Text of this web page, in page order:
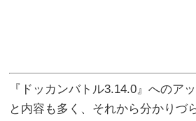
『ドッカンバトル3.14.0』へのア
と内容も多く、それから分かりづ